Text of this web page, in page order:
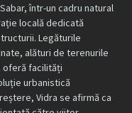
într-un cadru natural
locală dedicată
Legăturile
alături de terenurile
oferă facilități
urbanistică
Vidra se afirmă ca